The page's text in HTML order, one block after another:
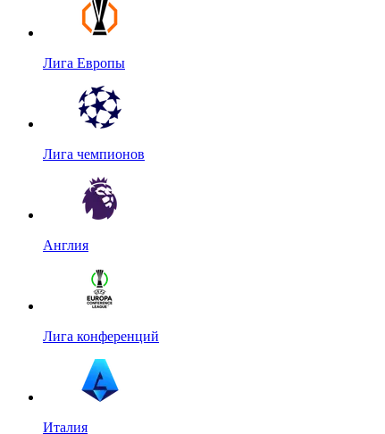
Лига Европы
Лига чемпионов
Англия
Лига конференций
Италия